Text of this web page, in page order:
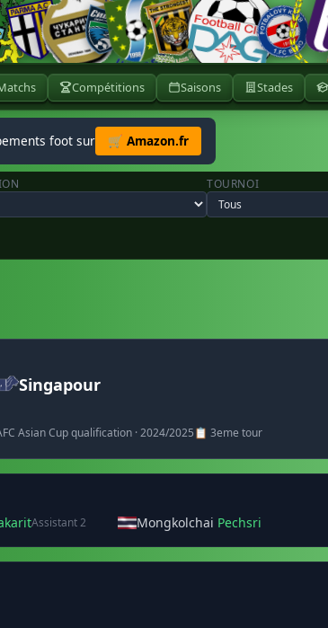
Compétitions Saisons Stades
foot sur 🛒 Amazon.fr
TOURNOI
Singapour
Asian Cup qualification · 2024/2025📋 3eme tour
Assistant 2 Mongkolchai Pechsri